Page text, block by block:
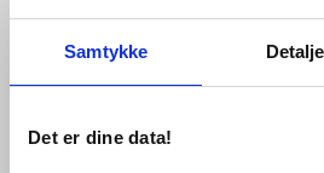
Samtykke
Det er dine data!
VVS artiklen her
hurtigst muligt.